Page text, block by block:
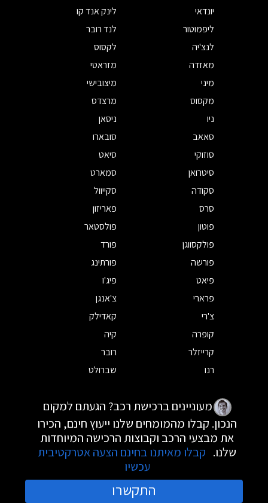
יונדאי
לינק אנד קו
ליפמוטור
לנד רובר
לנצ'יה
לקסוס
מאזדה
מזראטי
מיני
מיצובישי
מקסוס
מרצדס
ניו
ניסאן
סאאב
סובארו
סוזוקי
סיאט
סיטרואן
סמארט
סקודה
סקייוול
סרס
פאריזון
פוטון
פולסטאר
פולקסווגן
פורד
פורשה
פורתינג
פיאט
פיג'ו
פרארי
צ'אנגן
צ'רי
קאדילק
קופרה
קיה
קרייזלר
רובר
רנו
שברולט
מעוניינים ברכישת רכב? הגעתם למקום
הנכון. קבלו מהמומחים שלנו ייעוץ חינם, הכירו
את מבצעי הרכב וקבוצות הרכישה המיוחדות
שלנו. קבלו מאיתנו בחינם הצעה אטרקטיבית
עכשיו
התקשרו